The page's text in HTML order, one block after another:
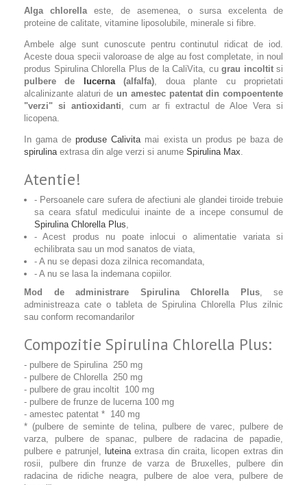
Alga chlorellaeste, de asemenea, o sursa excelenta de
proteine de calitate, vitamine liposolubile, minerale si fibre.
Ambele alge sunt cunoscute pentru continutul ridicat de iod.
Aceste doua specii valoroase de alge au fost completate, in noul
produs Spirulina Chlorella Plus de la CaliVita, cu grau incoltitsi
pulbere de
lucerna(alfalfa), doua plante cu proprietati
alcalinizante alaturi deun amestec patentat din compoentente
"verzi" si antioxidanti, cum ar fi extractul de Aloe Vera si
licopena.
In gama deproduse Calivitamai exista un produs pe baza de
spirulinaextrasa din alge verzi si anume Spirulina Max.
Atentie!
- Persoanele care sufera de afectiuni ale glandei tiroide trebuie
sa ceara sfatul medicului inainte de a incepe consumul de
Spirulina Chlorella Plus,
- Acest produs nu poate inlocui o alimentatie variata si
echilibrata sau un mod sanatos de viata,
- A nu se depasi doza zilnica recomandata,
- A nu se lasa la indemana copiilor.
Mod de administrare Spirulina Chlorella Plus, se
administreaza cate o tableta de Spirulina Chlorella Plus zilnic
sau conform recomandarilor
Compozitie Spirulina Chlorella Plus:
- pulbere de Spirulina 250 mg
- pulbere de Chlorella 250 mg
- pulbere de grau incoltit 100 mg
- pulbere de frunze de lucerna 100 mg
- amestec patentat * 140 mg
* (pulbere de seminte de telina, pulbere de varec, pulbere de
varza, pulbere de spanac, pulbere de radacina de papadie,
pulbere e patrunjel, luteinaextrasa din craita, licopen extras din
rosii, pulbere din frunze de varza de Bruxelles, pulbere din
radacina de ridiche neagra, pulbere de aloe vera, pulbere de